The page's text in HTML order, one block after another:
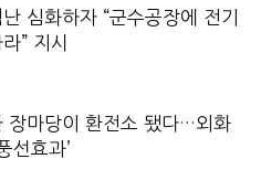
심화하자 “군수공장에 전기
” 지시
장마당이 환전소 됐다…외화
선효과’